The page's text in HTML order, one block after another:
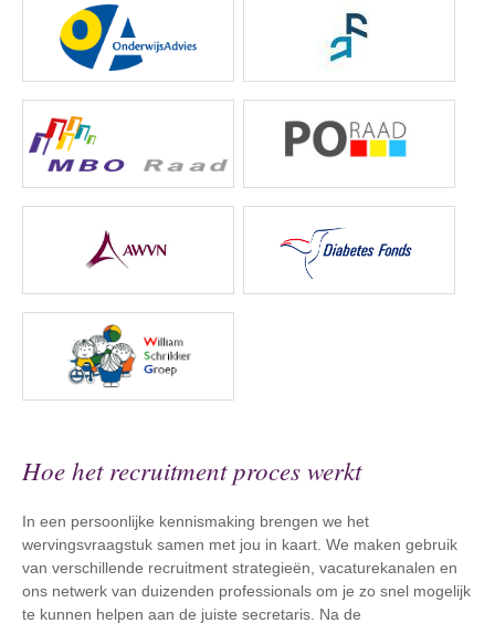
Hoe het recruitment proces werkt
In een persoonlijke kennismaking brengen we het
wervingsvraagstuk samen met jou in kaart. We maken gebruik
van verschillende recruitment strategieën, vacaturekanalen en
ons netwerk van duizenden professionals om je zo snel mogelijk
te kunnen helpen aan de juiste secretaris. Na de